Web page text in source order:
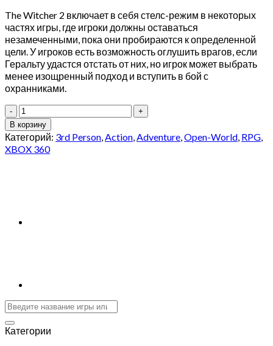
The Witcher 2 включает в себя стелс-режим в некоторых
частях игры, где игроки должны оставаться
незамеченными, пока они пробираются к определенной
цели. У игроков есть возможность оглушить врагов, если
Геральту удастся отстать от них, но игрок может выбрать
менее изощренный подход и вступить в бой с
охранниками.
Количество
товара
The
Witcher
2.
В корзину
Категорий: 3rd Person,Action,Adventure,Open-World, RPG,
XBOX 360
Категории